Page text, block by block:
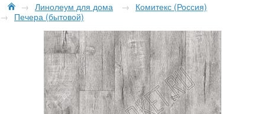
→ Линолеум для дома → Комитекс (Россия)
→ Печера (бытовой)